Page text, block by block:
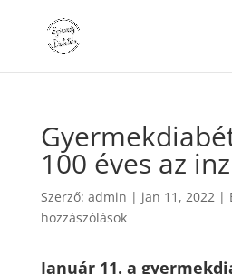
100 éves az
Szerző: admin | jan 11, 2022|
hozzászólások
Január 11. a